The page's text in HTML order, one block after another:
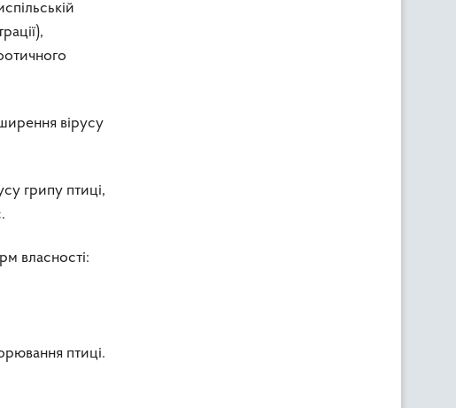
вірусу
грипу птиці,
власності:
птиці.